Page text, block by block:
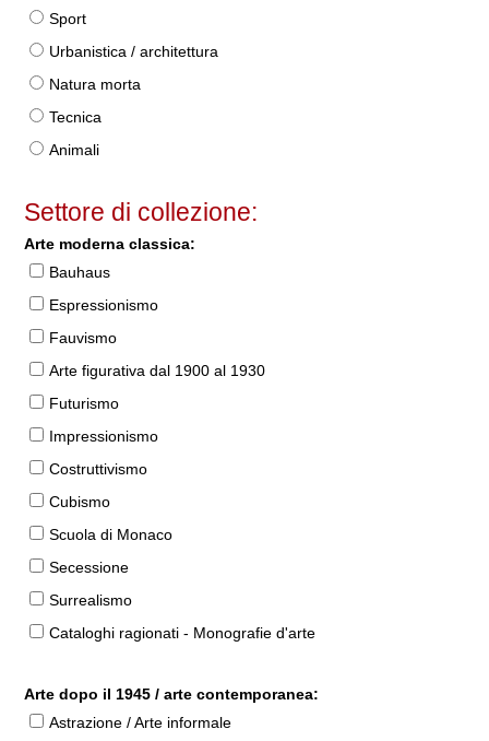
Sport
Urbanistica / architettura
Natura morta
Tecnica
Animali
Settore di collezione:
Arte moderna classica:
Bauhaus
Espressionismo
Fauvismo
Arte figurativa dal 1900 al 1930
Futurismo
Impressionismo
Costruttivismo
Cubismo
Scuola di Monaco
Secessione
Surrealismo
Cataloghi ragionati - Monografie d'arte
Arte dopo il 1945 / arte contemporanea:
Astrazione / Arte informale